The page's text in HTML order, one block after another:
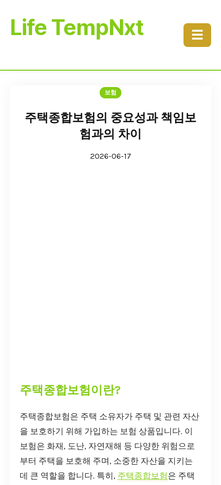
Life TempNxt ☰
보험
주택종합보험의 중요성과 책임보
험과의 차이
2026-06-17
주택종합보험이란?
주택종합보험은 주택 소유자가 주택 및 관련 자산
을 보호하기 위해 가입하는 보험 상품입니다. 이
보험은 화재, 도난, 자연재해 등 다양한 위험으로
부터 주택을 보호해 주며, 소중한 자산을 지키는
데 큰 역할을 합니다. 특히, 주택종합보험은 주택